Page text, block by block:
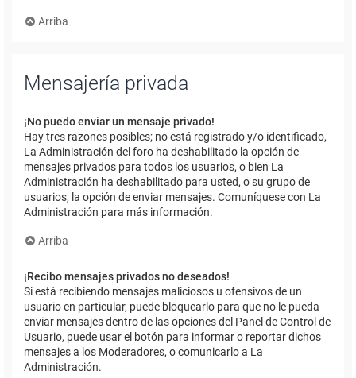
Arriba
Mensajería privada
¡No puedo enviar un mensaje privado!
Hay tres razones posibles; no está registrado y/o identificado,
La Administración del foro ha deshabilitado la opción de
mensajes privados para todos los usuarios, o bien La
Administración ha deshabilitado para usted, o su grupo de
usuarios, la opción de enviar mensajes. Comuníquese con La
Administración para más información.
Arriba
¡Recibo mensajes privados no deseados!
Si está recibiendo mensajes maliciosos u ofensivos de un
usuario en particular, puede bloquearlo para que no le pueda
enviar mensajes dentro de las opciones del Panel de Control de
Usuario, puede usar el botón para informar o reportar dichos
mensajes a los Moderadores, o comunicarlo a La
Administración.